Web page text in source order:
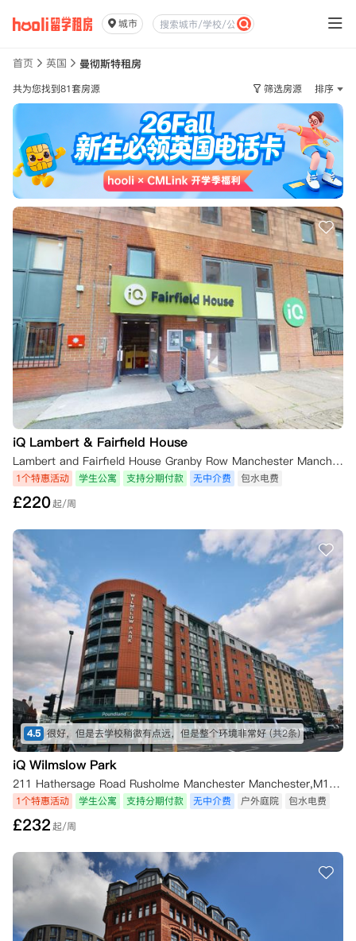
城市
首页 英国 曼彻斯特租房
共为您找到81套房源 筛选房源 排序
iQ Lambert & Fairfield House
Lambert and Fairfield House Granby Row Manchester Manchester, M60 7LH 英国
1个特惠活动 学生公寓 支持分期付款 无中介费 包水电费
£220起/周
4.5 很好，但是去学校稍微有点远，但是整个环境非常好 (共2条)
iQ Wilmslow Park
211 Hathersage Road Rusholme Manchester Manchester,M13 0JQ
1个特惠活动 学生公寓 支持分期付款 无中介费 户外庭院 包水电费
£232起/周